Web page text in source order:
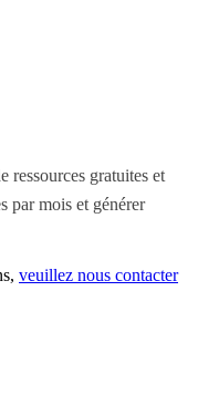
ressources gratuites et
par mois et générer
veuillez nous contacter